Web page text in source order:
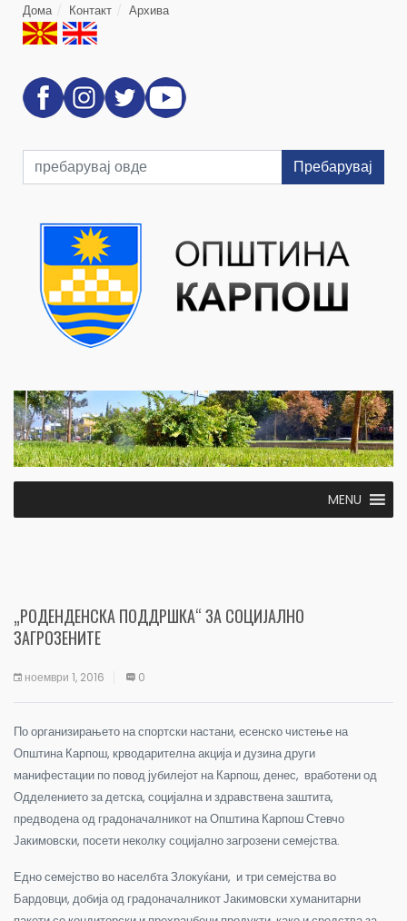
Дома Контакт Архива
Пребарувај
MENU
„РОДЕНДЕНСКА ПОДДРШКА“ ЗА СОЦИЈАЛНО
ЗАГРОЗЕНИТЕ
ноември 1, 2016 0
По организирањето на спортски настани, есенско чистење на
Општина Карпош, крводарителна акција и дузина други
манифестации по повод јубилејот на Карпош, денес, вработени од
Одделението за детска, социјална и здравствена заштита,
предводена од градоначалникот на Општина Карпош Стевчо
Јакимовски, посети неколку социјално загрозени семејства.
Едно семејство во населбта Злокуќани, и три семејства во
Бардовци, добија од градоначалникот Јакимовски хуманитарни